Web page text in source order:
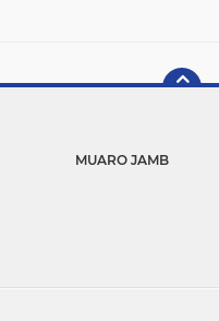
MUARO JAMB